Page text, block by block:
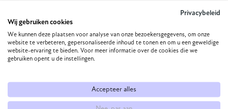
AIR – MAGNOLIA 160 SOCIETY – GREY 65
Privacybeleid
Wij gebruiken cookies
We kunnen deze plaatsen voor analyse van onze bezoekersgegevens, om onze
website te verbeteren, gepersonaliseerde inhoud te tonen en om u een geweldige
website-ervaring te bieden. Voor meer informatie over de cookies die we
gebruiken opent u de instellingen.
Accepteer alles